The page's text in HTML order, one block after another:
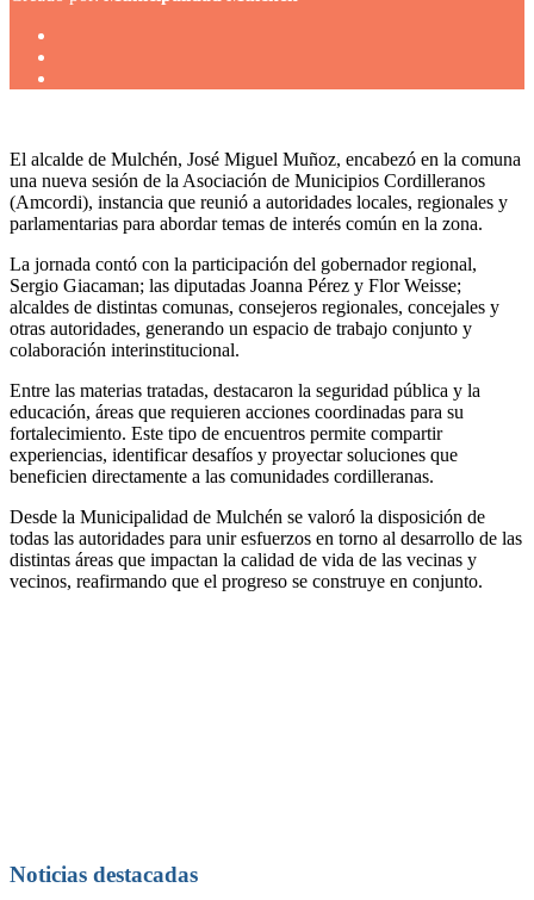
El alcalde de Mulchén, José Miguel Muñoz, encabezó en la comuna
una nueva sesión de la Asociación de Municipios Cordilleranos
(Amcordi), instancia que reunió a autoridades locales, regionales y
parlamentarias para abordar temas de interés común en la zona.
La jornada contó con la participación del gobernador regional,
Sergio Giacaman; las diputadas Joanna Pérez y Flor Weisse;
alcaldes de distintas comunas, consejeros regionales, concejales y
otras autoridades, generando un espacio de trabajo conjunto y
colaboración interinstitucional.
Entre las materias tratadas, destacaron la seguridad pública y la
educación, áreas que requieren acciones coordinadas para su
fortalecimiento. Este tipo de encuentros permite compartir
experiencias, identificar desafíos y proyectar soluciones que
beneficien directamente a las comunidades cordilleranas.
Desde la Municipalidad de Mulchén se valoró la disposición de
todas las autoridades para unir esfuerzos en torno al desarrollo de las
distintas áreas que impactan la calidad de vida de las vecinas y
vecinos, reafirmando que el progreso se construye en conjunto.
Noticias destacadas